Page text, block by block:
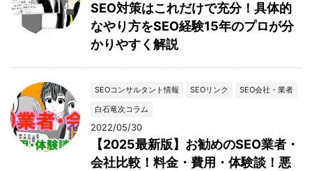
SEO対策はこれだけで充分！具体的
なやり方をSEO経験15年のプロが分
かりやすく解説
SEOコンサルタント情報 SEOリンク
SEO会社・業者
白石竜次コラム
2022/05/30
【2025最新版】お勧めのSEO業者・
会社比較！料金・費用・体験談！悪